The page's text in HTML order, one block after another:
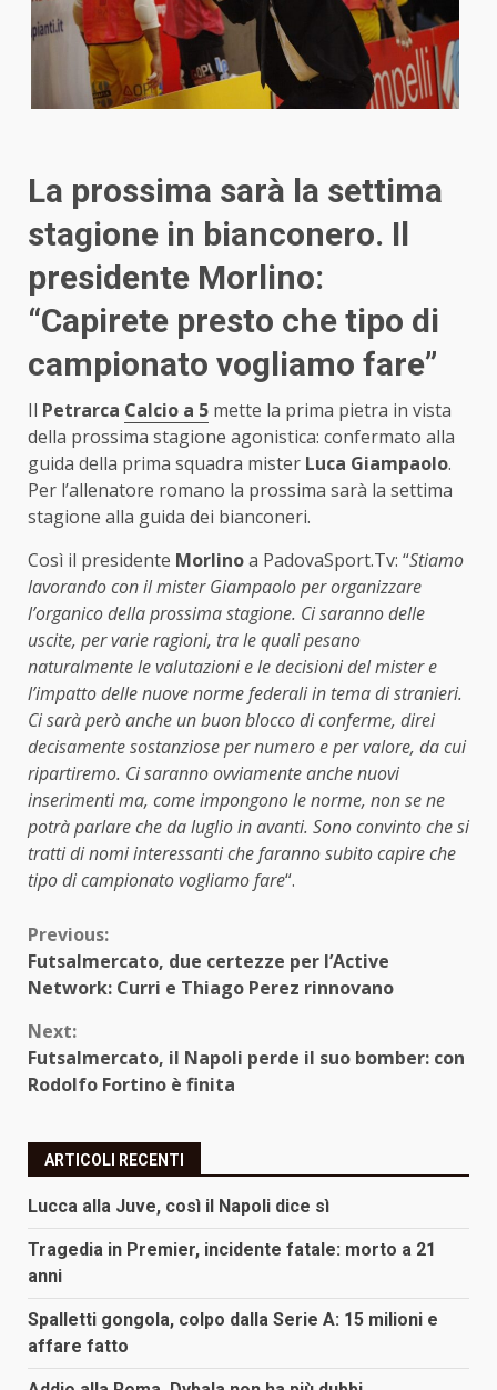
La prossima sarà la settima
stagione in bianconero. Il
presidente Morlino:
“Capirete presto che tipo di
campionato vogliamo fare”
Il Petrarca Calcio a 5 mette la prima pietra in vista
della prossima stagione agonistica: confermato alla
guida della prima squadra mister Luca Giampaolo.
Per l’allenatore romano la prossima sarà la settima
stagione alla guida dei bianconeri.
Così il presidente Morlinoa PadovaSport.Tv: “Stiamo
lavorando con il mister Giampaolo per organizzare
l’organico della prossima stagione. Ci saranno delle
uscite, per varie ragioni, tra le quali pesano
naturalmente le valutazioni e le decisioni del mister e
l’impatto delle nuove norme federali in tema di stranieri.
Ci sarà però anche un buon blocco di conferme, direi
decisamente sostanziose per numero e per valore, da cui
ripartiremo. Ci saranno ovviamente anche nuovi
inserimenti ma, come impongono le norme, non se ne
potrà parlare che da luglio in avanti. Sono convinto che si
tratti di nomi interessanti che faranno subito capire che
tipo di campionato vogliamo fare“.
Continue
Reading
Previous:
Futsalmercato, due certezze per l’Active
Network: Curri e Thiago Perez rinnovano
Next:
Futsalmercato, il Napoli perde il suo bomber: con
Rodolfo Fortino è finita
ARTICOLI RECENTI
Lucca alla Juve, così il Napoli dice sì
Tragedia in Premier, incidente fatale: morto a 21
anni
Spalletti gongola, colpo dalla Serie A: 15 milioni e
affare fatto